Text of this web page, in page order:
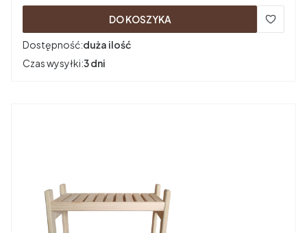
DO KOSZYKA
Dostępność:duża ilość
Czas wysyłki:3 dni